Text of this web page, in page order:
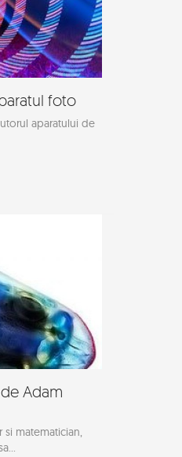
foto
aparatului de
Adam
matematician,